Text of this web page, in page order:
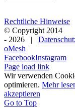
Rechtliche Hinweise
© Copyright 2014
- 2026 |
oMesh
FacebookInstagram
Page load link
Wir verwenden
optimieren. Mehr
akzeptieren
Go to Top